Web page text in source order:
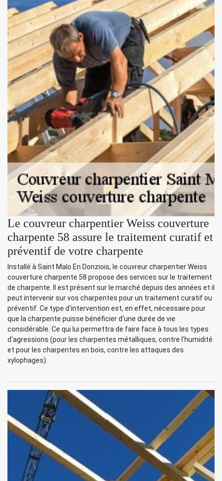
Le couvreur charpentier Weiss couverture
charpente 58 assure le traitement curatif et
préventif de votre charpente
Installé à Saint Malo En Donziois, le couvreur charpentier Weiss
couverture charpente 58 propose des services sur le traitement
de charpente. Il est présent sur le marché depuis des années et il
peut intervenir sur vos charpentes pour un traitement curatif ou
préventif. Ce type d'intervention est, en effet, nécessaire pour
que la charpente puisse bénéficier d'une durée de vie
considérable. Ce qui lui permettra de faire face à tous les types
d'agressions (pour les charpentes métalliques, contre l'humidité
et pour les charpentes en bois, contre les attaques des
xylophages).